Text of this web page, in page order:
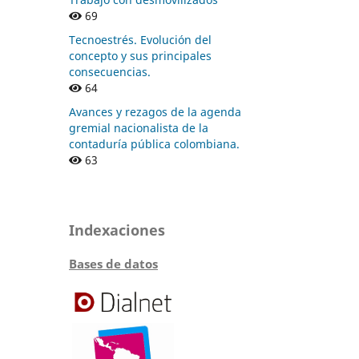
69
Tecnoestrés. Evolución del
concepto y sus principales
consecuencias.
64
Avances y rezagos de la agenda
gremial nacionalista de la
contaduría pública colombiana.
63
Indexaciones
Bases de datos